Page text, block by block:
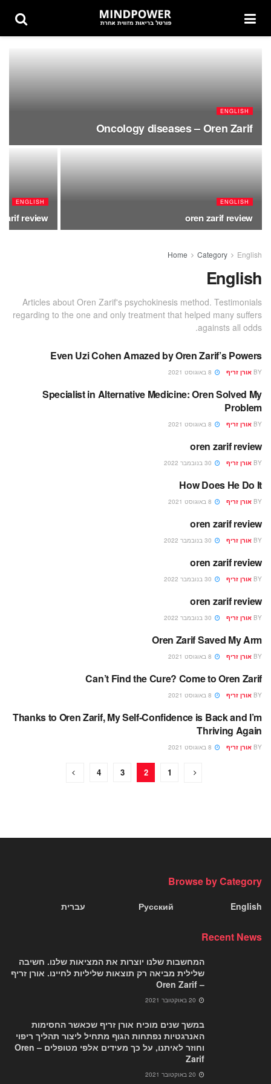
ENGLISH
Oncology diseases – Oren Zarif
ENGLISH
oren zarif review
ENGLISH
review
Home Category English
English
Articles about Oren Zarif's psychokinesis method. Testimonials
regarding to the one and only treatment that helped many suffers
againsts all odds.
Even Uzi Cohen Amazed by Oren Zarif’s Powers
BY אורן זריף
ENGLISHSpecialist in Alternative Medicine: Oren Solved My
Problem
BY אורן זריף
oren zarif review
BY אורן זריף
How Does He Do It
BY אורן זריף
oren zarif review
BY אורן זריף
oren zarif review
BY אורן זריף
oren zarif review
BY אורן זריף
Oren Zarif Saved My Arm
BY אורן זריף
Can’t Find the Cure? Come to Oren Zarif
BY אורן זריף
ENGLISH
Thanks to Oren Zarif, My Self-Confidence is Back and I’m
Thriving Again
BY אורן זריף
1
2
3
4
Browse by Category
English
Русский עברית
Recent News
המחשבות שלנו יוצרות את המציאות שלנו. חשיבה
שלילית מביאה רק תוצאות שליליות לחיינו. אורן זריף
– Oren Zarif
במשך שנים מוכיח אורן זריף שכאשר החסימות
האנרגטיות נפתחות הגוף מתחיל ליצור תהליך ריפוי
וחוזר לאיתנו, על כך מעידים אלפי מטופלים – Oren
Zarif